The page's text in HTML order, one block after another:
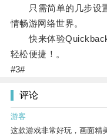
只需简单的几步设置
情畅游网络世界。
快来体验Quickback
轻松便捷！。
#3#
评论
游客
这款游戏非常好玩，画面精